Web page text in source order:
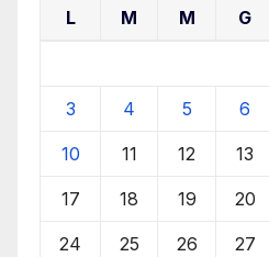
L M M G
3 4 5 6
10 11 12 13
17 18 19 20
24 25 26 27